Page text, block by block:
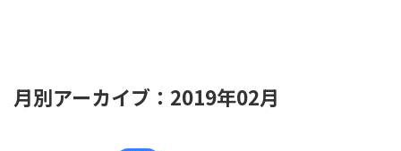
月別アーカイブ：2019年02月